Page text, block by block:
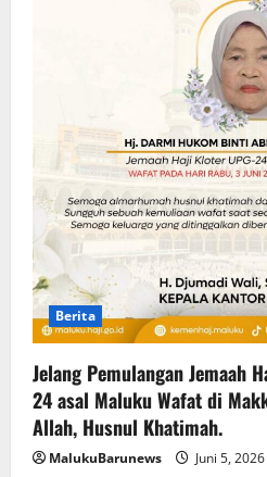
Berita
Jelang Pemulangan Jemaah
24 asal Maluku Wafat di
Allah, Husnul Khatimah.
MalukuBarunews Juni 5, 2026